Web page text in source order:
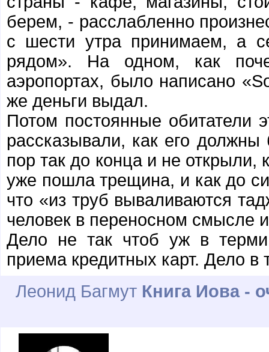
берем, - расслабленно
с шести утра принимаем, а
рядом». На одном, как
аэропортах, было написано
же деньги выдал.
Потом постоянные обитатели
рассказывали, как его
пор так до конца и не открыли,
уже пошла трещина, и как до
что «из труб вываливаются
человек в переносном смысле
Дело не так чтоб уж в
приема кредитных карт. Дело в
Леонид Багмут Книга Иова -